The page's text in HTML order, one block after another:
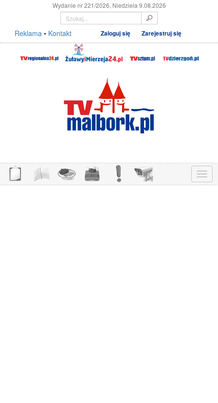
Wydanie nr 221/2026, Niedziela 9.08.2026
Reklama • Kontakt Zaloguj się Zarejestruj się
Menu